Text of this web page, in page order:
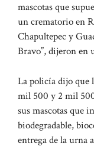
mascotas que
un crematorio en
Chapultepec y
Bravo”, dijeron en
La policía dijo que
mil 500 y 2 mil
sus mascotas que
biodegradable,
entrega de la urna